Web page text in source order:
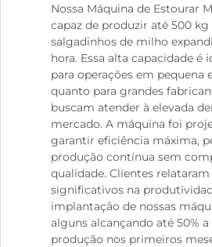
Nossa Máquina de Estourar
capaz de produzir até 500 kg
salgadinhos de milho
hora. Essa alta capacidade é
para operações em pequena
quanto para grandes
buscam atender à elevada
mercado. A máquina foi
garantir eficiência máxima,
produção contínua sem
qualidade. Clientes
significativos na
implantação de nossas
alguns alcançando até 50%
produção nos primeiros